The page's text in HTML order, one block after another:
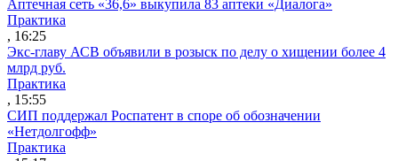
Аптечная сеть «36,6» выкупила 83 аптеки «Диалога»
Практика
, 16:25
Экс-главу АСВ объявили в розыск по делу о хищении более 4
млрд руб.
Практика
, 15:55
СИП поддержал Роспатент в споре об обозначении
«Нетдолгофф»
Практика